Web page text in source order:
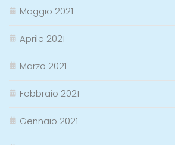
Maggio 2021
Aprile 2021
Marzo 2021
Febbraio 2021
Gennaio 2021